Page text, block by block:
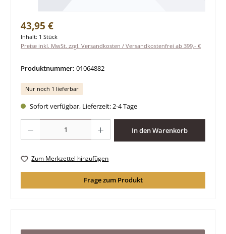
Regulärer Preis:
43,95 €
Inhalt: 1 Stück
Preise inkl. MwSt. zzgl. Versandkosten / Versandkostenfrei ab 399,- €
Produktnummer: 01064882
Nur noch 1 lieferbar
Sofort verfügbar, Lieferzeit: 2-4 Tage
In den Warenkorb
Zum Merkzettel hinzufügen
Frage zum Produkt